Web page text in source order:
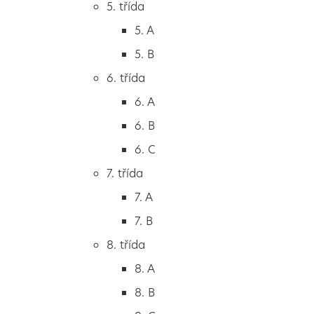
2. B
3. A
4. A
5. A
5. třída
5. A
5. B
6. třída
6. A
6. B
6. C
7. třída
7. A
7. B
8. třída
8. A
8. B